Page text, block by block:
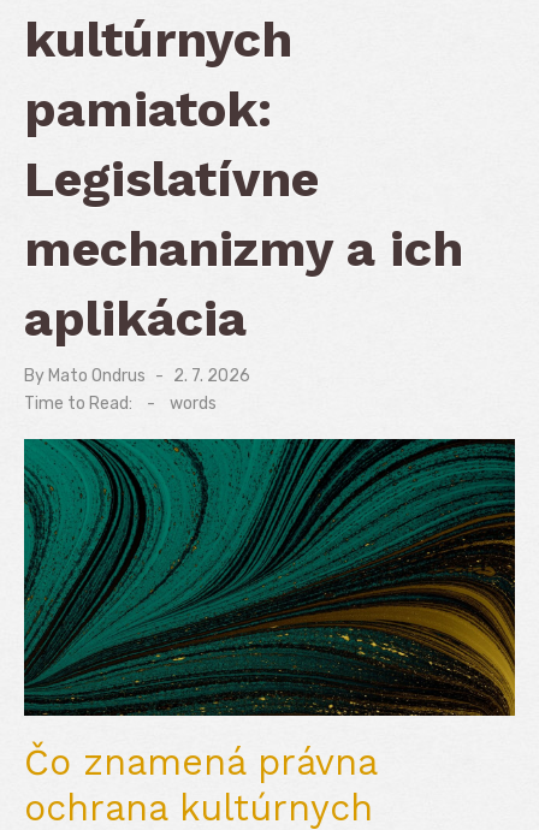
kultúrnych
pamiatok:
Legislatívne
mechanizmy a ich
aplikácia
By Mato Ondrus
Posted
on
2. 7. 2026
Time to Read:
- words
Čo znamená právna
ochrana kultúrnych